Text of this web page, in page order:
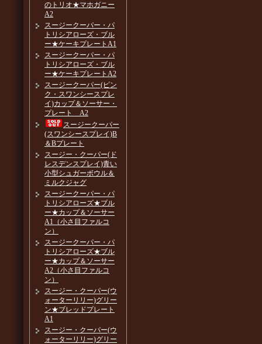
のトリオ★マホガニー
A2
スージークーパー・パ
トリシアローズ・ブル
ー★ケーキプレートA1
スージークーパー・パ
トリシアローズ・ブル
ー★ケーキプレートA2
スージークーパー(ピン
ク・スワンシースプレ
イ)カップ＆ソーサー・
プレート A2
スージークーパー
(スワンシースプレイ)B
＆Bプレート
スージー・クーパー(ド
レスデンスプレイ)青い
小型シュガーボウル＆
ミルクジャグ
スージークーパー・パ
トリシアローズ★ブル
ー★カップ＆ソーサー
A1（小さ目ファルコ
ン）
スージークーパー・パ
トリシアローズ★ブル
ー★カップ＆ソーサー
A2（小さ目ファルコ
ン）
スージー・クーパー(ウ
ォーターリリー)グリー
ン★ブレッドプレート
A1
スージー・クーパー(ウ
ォーターリリー)グリー